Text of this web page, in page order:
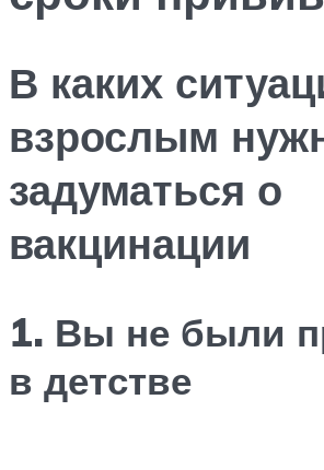
В каких
взрослым
задуматься о
вакцинации
1. Вы не были
в детстве